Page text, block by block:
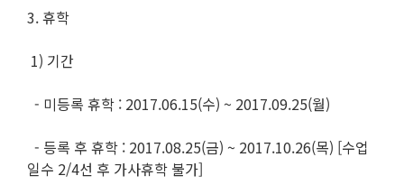
3. 휴학
1) 기간
- 미등록 휴학 : 2017.06.15(수) ~ 2017.09.25(월)
- 등록 후 휴학 : 2017.08.25(금) ~ 2017.10.26(목) [수업
일수 2/4선 후 가사휴학 불가]